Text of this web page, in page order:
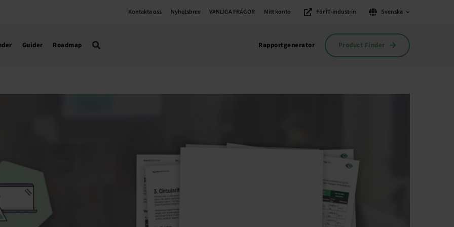
Kontakta oss Nyhetsbrev VANLIGA FRÅGOR Mitt konto För IT-industrin Svenska
Guider Roadmap Rapportgenerator Product Finder